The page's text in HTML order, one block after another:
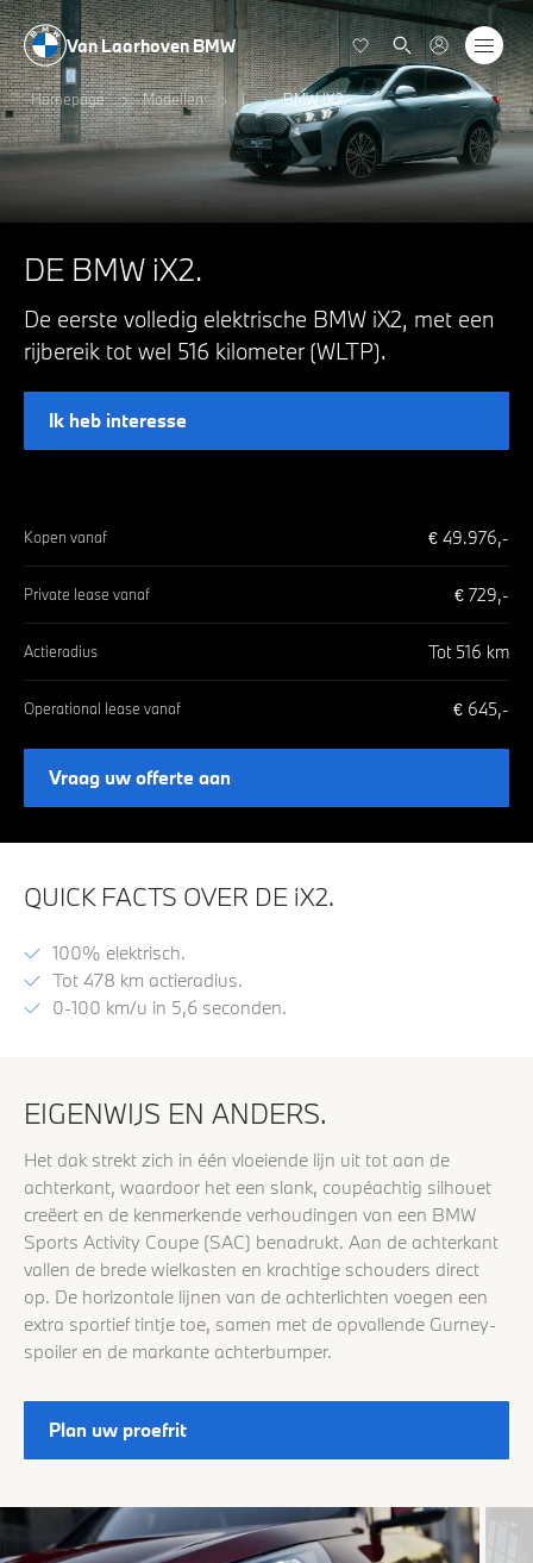
Van Laarhoven BMW
Homepage Modellen i BMW iX2.
DE BMW iX2.
De eerste volledig elektrische BMW iX2, met een
rijbereik tot wel 516 kilometer (WLTP).
Ik heb interesse
Kopen vanaf € 49.976,-
Private lease vanaf € 729,-
Actieradius Tot 516 km
Operational lease vanaf € 645,-
Vraag uw offerte aan
QUICK FACTS OVER DE iX2.
100% elektrisch.
Tot 478 km actieradius.
0-100 km/u in 5,6 seconden.
EIGENWIJS EN ANDERS.
Het dak strekt zich in één vloeiende lijn uit tot aan de
achterkant, waardoor het een slank, coupéachtig silhouet
creëert en de kenmerkende verhoudingen van een BMW
Sports Activity Coupe (SAC) benadrukt. Aan de achterkant
vallen de brede wielkasten en krachtige schouders direct
op. De horizontale lijnen van de achterlichten voegen een
extra sportief tintje toe, samen met de opvallende Gurney-
spoiler en de markante achterbumper.
Plan uw proefrit